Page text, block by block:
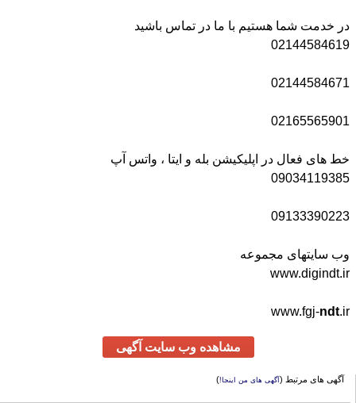
در خدمت شما هستیم با ما در تماس باشید
02144584619
02144584671
02165565901
خط های فعال در اپلیکیشن بله و ایتا ، واتس آپ
09034119385
09133390223
وب سایتهای مجموعه
www.digindt.ir
www.fgj-ndt.ir
مشاهده وب سایت آگهی
آگهی های مرتبط (آگهی های من اینجا!)